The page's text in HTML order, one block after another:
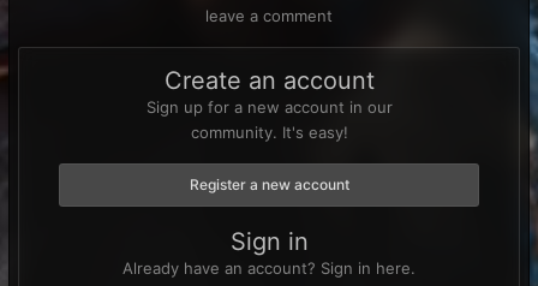
leave a comment
Create an account
Sign up for a new account in our
community. It's easy!
Register a new account
Sign in
Already have an account? Sign in here.